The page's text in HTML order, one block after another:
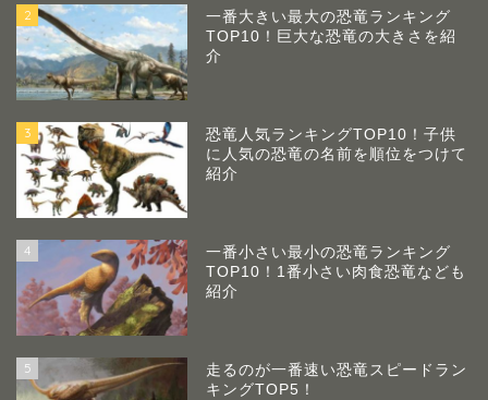
2
一番大きい最大の恐竜ランキング
TOP10！巨大な恐竜の大きさを紹
介
3
恐竜人気ランキングTOP10！子供
に人気の恐竜の名前を順位をつけて
紹介
4
一番小さい最小の恐竜ランキング
TOP10！1番小さい肉食恐竜なども
紹介
5
走るのが一番速い恐竜スピードラン
キングTOP5！